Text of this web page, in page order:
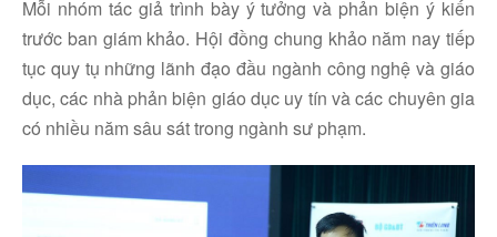
Mỗi nhóm tác giả trình bày ý tưởng và phản biện ý kiến
trước ban giám khảo. Hội đồng chung khảo năm nay tiếp
tục quy tụ những lãnh đạo đầu ngành công nghệ và giáo
dục, các nhà phản biện giáo dục uy tín và các chuyên gia
có nhiều năm sâu sát trong ngành sư phạm.